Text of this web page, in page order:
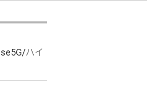
ハイ